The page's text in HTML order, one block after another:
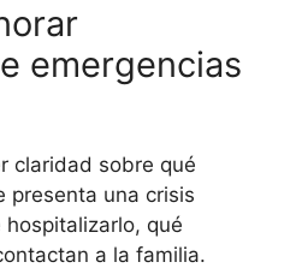
emergencias
claridad sobre qué
presenta una crisis
qué
a la familia.